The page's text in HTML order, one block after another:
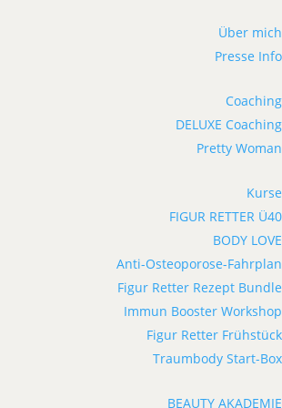
Über mich
Presse Info
Coaching
DELUXE Coaching
Pretty Woman
Kurse
FIGUR RETTER Ü40
BODY LOVE
Anti-Osteoporose-Fahrplan
Figur Retter Rezept Bundle
Immun Booster Workshop
Figur Retter Frühstück
Traumbody Start-Box
BEAUTY AKADEMIE